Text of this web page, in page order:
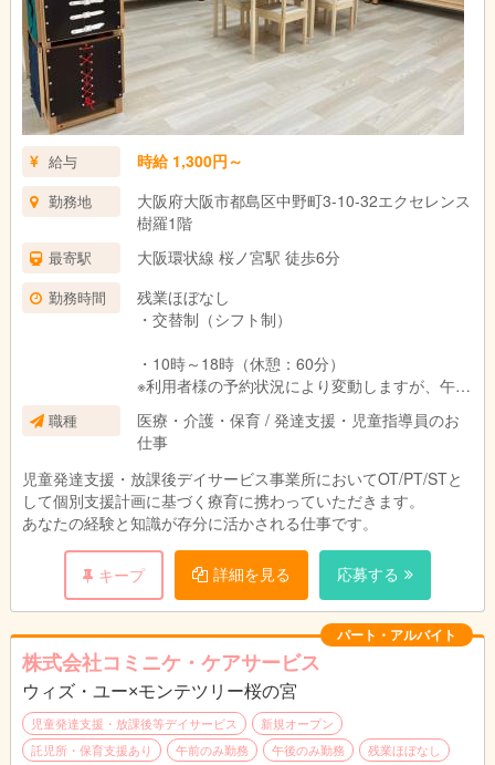
給与 時給 1,300円～
勤務地
大阪府大阪市都島区中野町3-10-32エクセレンス
樹羅1階
最寄駅 大阪環状線 桜ノ宮駅 徒歩6分
勤務時間
残業ほぼなし
・交替制（シフト制）
・10時～18時（休憩：60分）
※利用者様の予約状況により変動しますが、午前
です。
・週所定労働日数：週3日～週5日
※労働日数について相談可
職種
医療・介護・保育 / 発達支援・児童指導員のお
仕事
児童発達支援・放課後デイサービス事業所においてOT/PT/STと
して個別支援計画に基づく療育に携わっていただきます。
あなたの経験と知識が存分に活かされる仕事です。
キープ 詳細を見る 応募する
パート・アルバイト
株式会社コミニケ・ケアサービス
ウィズ・ユー×モンテツリー桜の宮
児童発達支援・放課後等デイサービス
新規オープン
託児所・保育支援あり
午前のみ勤務 午後のみ勤務
残業ほぼなし